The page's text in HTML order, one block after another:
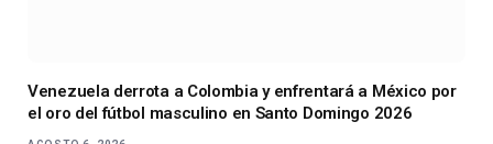
Venezuela derrota a Colombia y enfrentará a México por
el oro del fútbol masculino en Santo Domingo 2026